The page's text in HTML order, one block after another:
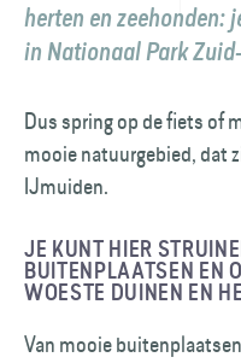
herten en zeehonden:
in Nationaal Park
Dus spring op de fiets of
mooie natuurgebied, dat
IJmuiden.
JE KUNT HIER
BUITENPLAATSEN EN
WOESTE DUINEN EN
Van mooie